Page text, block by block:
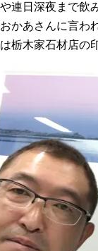
連日深夜まで飲
かあさんに言わ
栃木家石材店の